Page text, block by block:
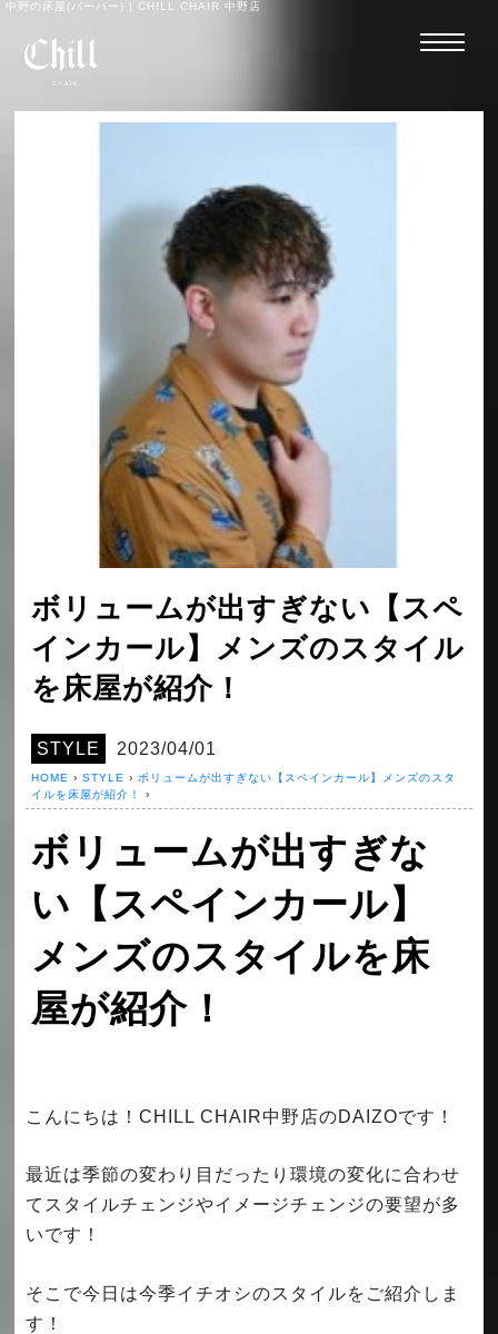
中野の床屋(バーバー) | CHILL CHAIR 中野店
ボリュームが出すぎない【スペ
インカール】メンズのスタイル
を床屋が紹介！
STYLE 2023/04/01
HOME ›STYLE › ボリュームが出すぎない【スペインカール】メンズのスタ
イルを床屋が紹介！
›
ボリュームが出すぎな
い【スペインカール】
メンズのスタイルを床
屋が紹介！
こんにちは！CHILL CHAIR中野店のDAIZOです！
最近は季節の変わり目だったり環境の変化に合わせ
てスタイルチェンジやイメージチェンジの要望が多
いです！
そこで今日は今季イチオシのスタイルをご紹介しま
す！